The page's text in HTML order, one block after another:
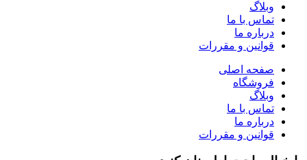
وبلاگ
تماس با ما
درباره ما
قوانین و مقررات
صفحه اصلی
فروشگاه
وبلاگ
تماس با ما
درباره ما
قوانین و مقررات